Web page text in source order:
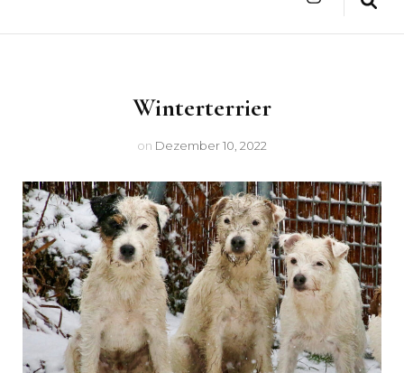
Winterterrier
on Dezember 10, 2022